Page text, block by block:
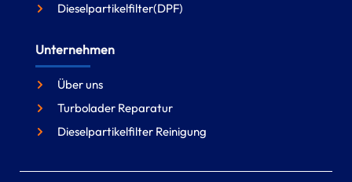
Dieselpartikelfilter(DPF)
Unternehmen
Über uns
Turbolader Reparatur
Dieselpartikelfilter Reinigung